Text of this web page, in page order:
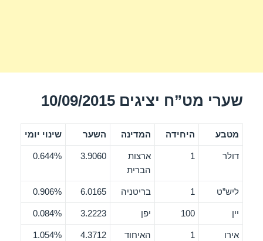
שערי מט”ח יציגים 10/09/2015
מטבע היחידה המדינה השער שינוי יומי
דולר 1
ארצות
הברית
3.9060
0.644%
ליש”ט 1 בריטניה 6.0165
0.906%
יין 100 יפן 3.2223
0.084%
אירו 1
האיחוד
4.3712
1.054%